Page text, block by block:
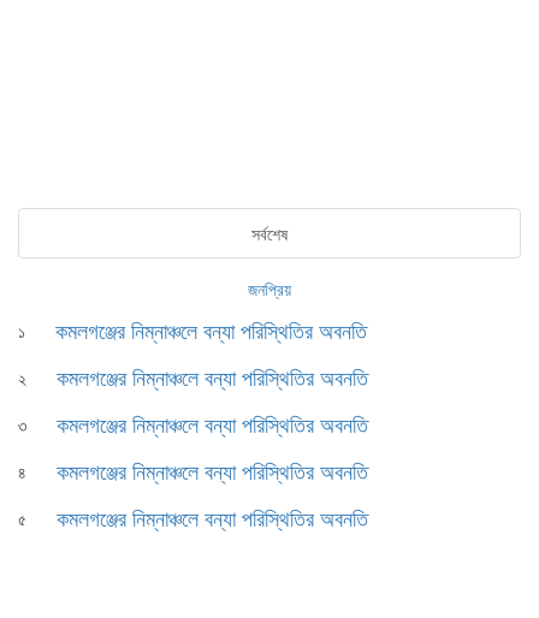
সর্বশেষ
জনপ্রিয়
১
কমলগঞ্জের নিম্নাঞ্চলে বন্যা পরিস্থিতির অবনতি
২ কমলগঞ্জের নিম্নাঞ্চলে বন্যা পরিস্থিতির অবনতি
৩ কমলগঞ্জের নিম্নাঞ্চলে বন্যা পরিস্থিতির অবনতি
৪ কমলগঞ্জের নিম্নাঞ্চলে বন্যা পরিস্থিতির অবনতি
৫ কমলগঞ্জের নিম্নাঞ্চলে বন্যা পরিস্থিতির অবনতি